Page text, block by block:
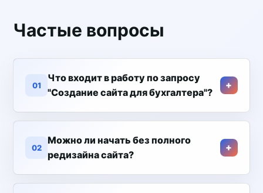
Частые вопросы
01
Что входит в работу по запросу
"Создание сайта для бухгалтера"?
02
Можно ли начать без полного
редизайна сайта?